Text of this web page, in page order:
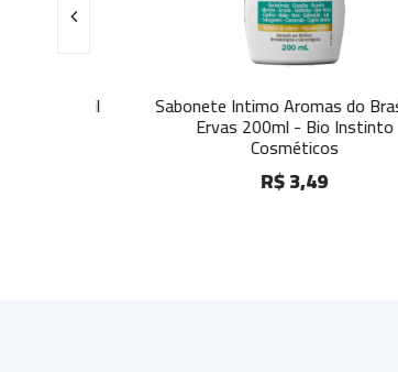
Sabonete Intimo Aromas do Brasil 15
Ervas 200ml - Bio Instinto
Cosméticos
R$ 3,49